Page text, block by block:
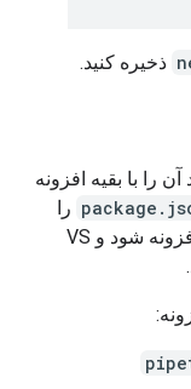
ذخیره کنید.
را با بقیه افزونه
را
به‌روزرسانی کنید تا دستور جدید بخشی از افزونه شود و VS